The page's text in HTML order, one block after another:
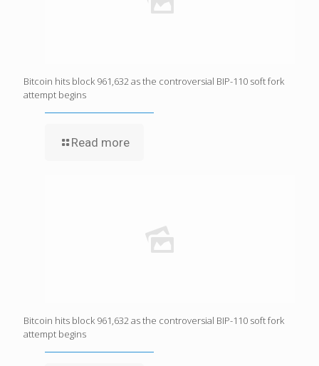
Bitcoin hits block 961,632 as the controversial BIP-110 soft fork
attempt begins
Read more
Bitcoin hits block 961,632 as the controversial BIP-110 soft fork
attempt begins